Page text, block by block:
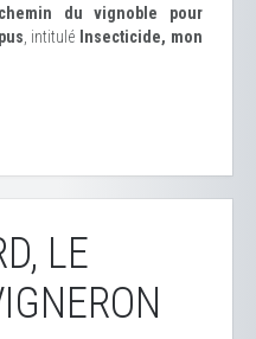
du vignoble pour
, intitulé Insecticide, mon
LE